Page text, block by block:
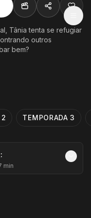
Tânia tenta se refugiar
outros
bem?
2 TEMPORADA3
:
min